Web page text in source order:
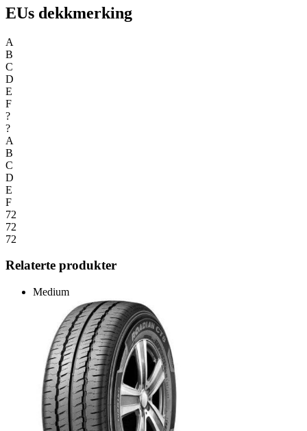
EUs dekkmerking
A
B
C
D
E
F
?
?
A
B
C
D
E
F
72
72
72
Relaterte produkter
Medium